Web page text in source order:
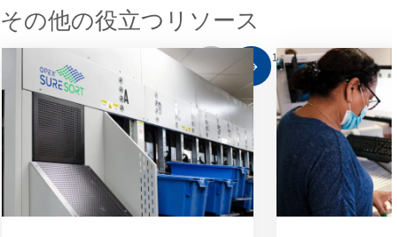
その他の役立つリソース
1/10